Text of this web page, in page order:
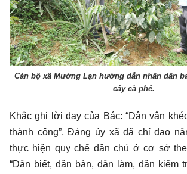
Cán bộ xã Mường Lạn hướng dẫn nhân dân
cây cà phê.
Khắc ghi lời dạy của Bác: “Dân vận
thành công”, Đảng ủy xã đã chỉ đạo
thực hiện quy chế dân chủ ở cơ sở
“Dân biết, dân bàn, dân làm, dân kiểm